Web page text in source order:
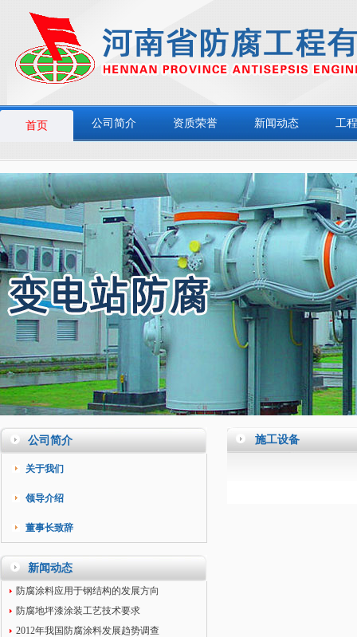
首页 公司简介 资质荣誉 新闻动态 工
公司简介
关于我们
领导介绍
董事长致辞
新闻动态
防腐涂料应用于钢结构的发展方向
防腐地坪漆涂装工艺技术要求
2012年我国防腐涂料发展趋势调查
施工设备